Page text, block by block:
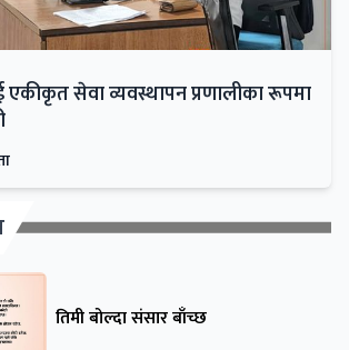
एकीकृत सेवा व्यवस्थापन प्रणालीका रूपमा
तिमी बोल्दा संसार बाँच्छ